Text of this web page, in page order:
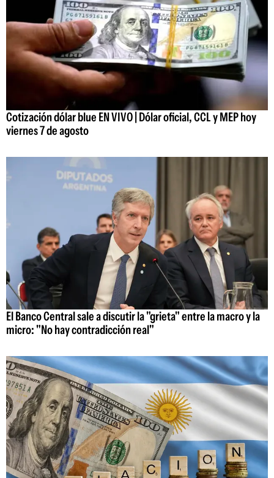
Cotización dólar blue EN VIVO | Dólar oficial, CCL y MEP hoy
viernes 7 de agosto
El Banco Central sale a discutir la "grieta" entre la macro y la
micro: "No hay contradicción real"